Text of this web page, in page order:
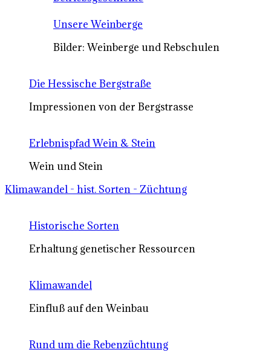
Unsere Weinberge
Bilder: Weinberge und Rebschulen
Die Hessische Bergstraße
Impressionen von der Bergstrasse
Erlebnispfad Wein & Stein
Wein und Stein
Klimawandel - hist. Sorten - Züchtung
Historische Sorten
Erhaltung genetischer Ressourcen
Klimawandel
Einfluß auf den Weinbau
Rund um die Rebenzüchtung